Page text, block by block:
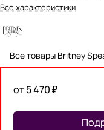
Все характеристики
Все товары Britney
от 5 470 ₽